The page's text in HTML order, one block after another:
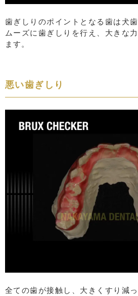
歯ぎしりのポイントとなる歯は犬
ムーズに歯ぎしりを行え、大きな
ます。
悪い歯ぎしり
全ての歯が接触し、大きくすり減